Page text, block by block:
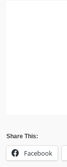
Share This:
Facebook